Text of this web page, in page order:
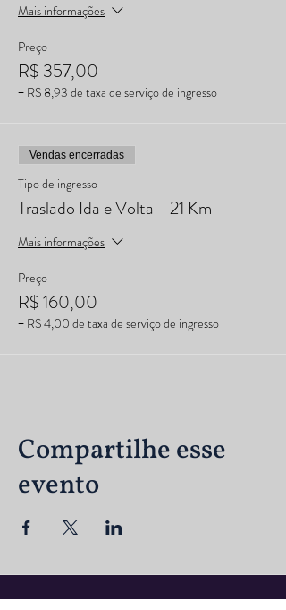
Mais informações
Preço
R$ 357,00
+ R$ 8,93 de taxa de serviço de ingresso
Vendas encerradas
Tipo de ingresso
Traslado Ida e Volta - 21 Km
Mais informações
Preço
R$ 160,00
+ R$ 4,00 de taxa de serviço de ingresso
Compartilhe esse
evento